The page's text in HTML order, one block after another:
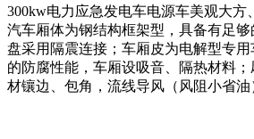
300kw电力应急发电车电源车美观大方
汽车厢体为钢结构框架型，具备有足
盘采用隔震连接；车厢皮为电解型专
的防腐性能，车厢设吸音、隔热材料
材镶边、包角，流线导风（风阻小省